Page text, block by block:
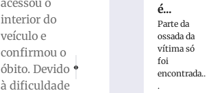
interior do
veículo e
confirmou o
óbito. Devido
à dificuldade
Passageiro morre após carro
PRÓXIMO
Motociclista morre ao derrapar, sofrer
Carro
capota
é...
Parte da
ossada da
vítima só
foi
encontrada..
.